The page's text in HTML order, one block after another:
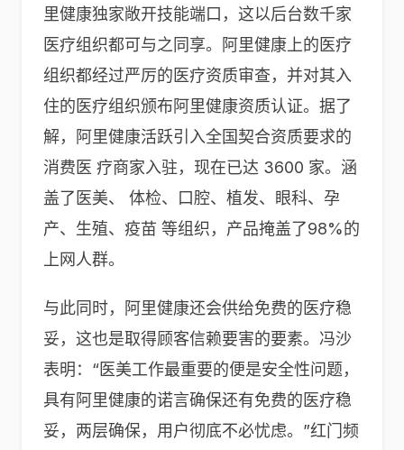
里健康独家敞开技能端口，这以后台数千家
医疗组织都可与之同享。阿里健康上的医疗
组织都经过严厉的医疗资质审查，并对其入
住的医疗组织颁布阿里健康资质认证。据了
解，阿里健康活跃引入全国契合资质要求的
消费医 疗商家入驻，现在已达 3600 家。涵
盖了医美、 体检、口腔、植发、眼科、孕
产、生殖、疫苗 等组织，产品掩盖了98%的
上网人群。
与此同时，阿里健康还会供给免费的医疗稳
妥，这也是取得顾客信赖要害的要素。冯沙
表明：“医美工作最重要的便是安全性问题，
具有阿里健康的诺言确保还有免费的医疗稳
妥，两层确保，用户彻底不必忧虑。”红门频